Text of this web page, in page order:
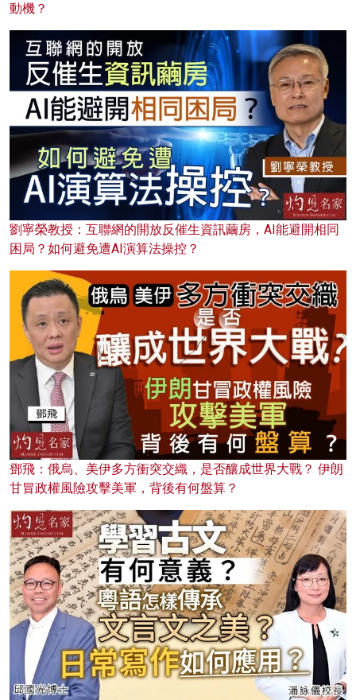
動機？
劉寧榮教授：互聯網的開放反催生資訊繭房，AI能避開相同
困局？如何避免遭AI演算法操控？
鄧飛：俄烏、美伊多方衝突交織，是否釀成世界大戰？ 伊朗
甘冒政權風險攻擊美軍，背後有何盤算？